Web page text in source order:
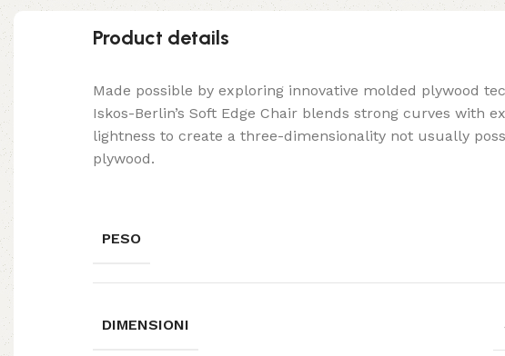
Product details
Made possible by exploring innovative molded plywood
Iskos-Berlin’s Soft Edge Chair blends strong curves with
lightness to create a three-dimensionality not usually
plywood.
PESO
DIMENSIONI